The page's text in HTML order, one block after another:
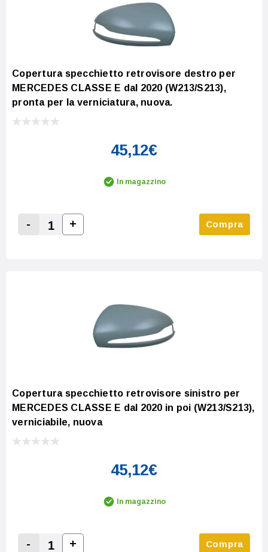
Copertura specchietto retrovisore destro per
MERCEDES CLASSE E dal 2020 (W213/S213),
pronta per la verniciatura, nuova.
45,12€
In magazzino
Decrease Quantity:
-
Increase Quantity:
+ Compra
Copertura specchietto retrovisore sinistro per
MERCEDES CLASSE E dal 2020 in poi (W213/S213),
verniciabile, nuova
45,12€
In magazzino
- + Compra